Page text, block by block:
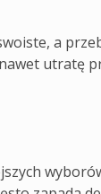
a
utratę